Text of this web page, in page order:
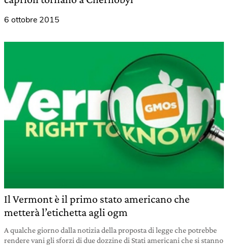
6 ottobre 2015
Il Vermont è il primo stato americano che
metterà l’etichetta agli ogm
A qualche giorno dalla notizia della proposta di legge che potrebbe
rendere vani gli sforzi di due dozzine di Stati americani che si stanno